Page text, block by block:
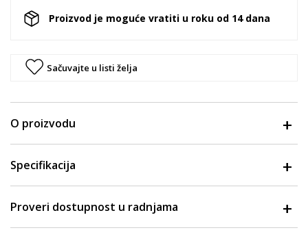
Proizvod je moguće vratiti u roku od 14 dana
Sačuvajte u listi želja
O proizvodu
Specifikacija
Proveri dostupnost u radnjama